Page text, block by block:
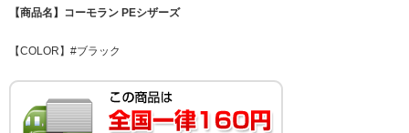
【商品名】コーモラン PEシザーズ
【COLOR】#ブラック